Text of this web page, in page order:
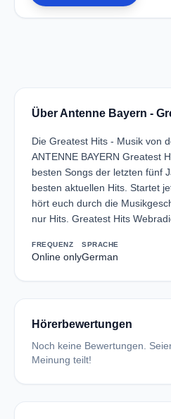
Über Antenne Bayern -
Die Greatest Hits - Musik von
ANTENNE BAYERN Greatest
besten Songs der letzten fünf
besten aktuellen Hits. Startet
hört euch durch die
nur Hits. Greatest Hits
FREQUENZ
Online only
SPRACHE
German
Hörerbewertungen
Noch keine Bewertungen.
Meinung teilt!